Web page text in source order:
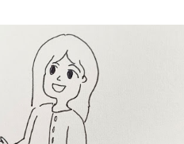
긴 내용은 무엇인가요? 2027년 보건
은 어떤 내용이 있는지 살펴보겠습
급 단일장애까지 장애인연금 지급
무자 기준 폐지 2027년 하반기 활동
년 7월 최중증 발달장애인 24시